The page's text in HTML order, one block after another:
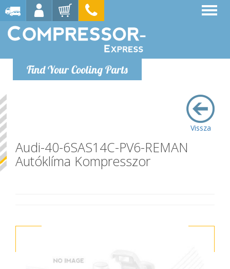
Find Your Cooling Parts
Vissza
Audi-40-6SAS14C-PV6-REMAN
Autóklíma Kompresszor